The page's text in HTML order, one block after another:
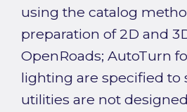
using the catalog
preparation of 2D and
OpenRoads; AutoTurn
lighting are specified to
utilities are not